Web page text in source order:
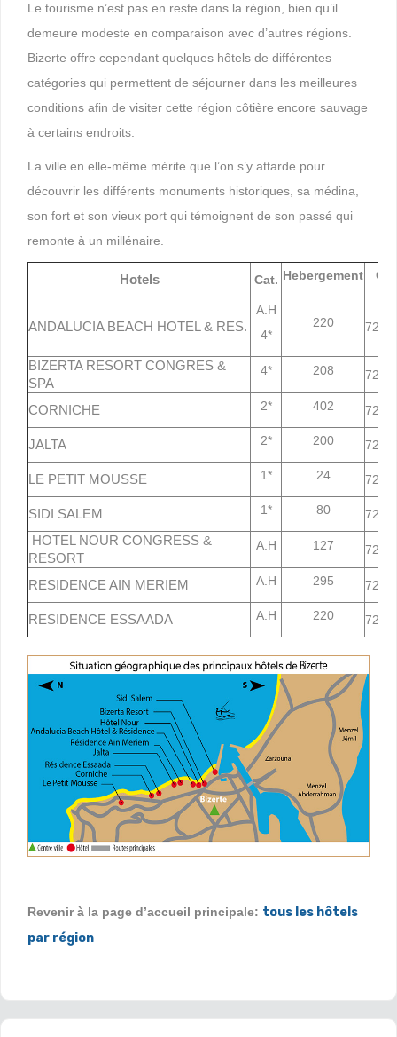
Le tourisme n’est pas en reste dans la région, bien qu’il
demeure modeste en comparaison avec d’autres régions.
Bizerte offre cependant quelques hôtels de différentes
catégories qui permettent de séjourner dans les meilleures
conditions afin de visiter cette région côtière encore sauvage
à certains endroits.
La ville en elle-même mérite que l’on s’y attarde pour
découvrir les différents monuments historiques, sa médina,
son fort et son vieux port qui témoignent de son passé qui
remonte à un millénaire.
Hotels Cat. Hebergement
ANDALUCIA BEACH HOTEL & RES.
A.H
4*
220 72
BIZERTA RESORT CONGRES &
SPA
4* 208 72
CORNICHE 2* 402 72
JALTA 2* 200 72
LE PETIT MOUSSE 1* 24 72
SIDI SALEM 1* 80 72
HOTEL NOUR CONGRESS &
RESORT
A.H 127 72
RESIDENCE AIN MERIEM A.H 295 72
RESIDENCE ESSAADA A.H 220 72
Revenir à la page d’accueil principale: tous les hôtels
par région